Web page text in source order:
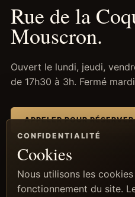
Rue de la
Mouscron.
Ouvert le lundi, jeudi,
de 17h30 à 3h. Fermé
APPELER POUR RÉSERVER
CONFIDENTIALITÉ
Cookies
Nous utilisons les
fonctionnement du site.